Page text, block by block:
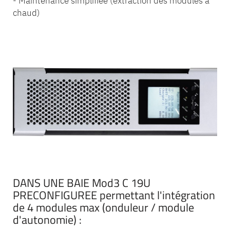
chaud)
DANS UNE BAIE Mod3 C 19U
PRECONFIGUREE permettant l'intégration
de 4 modules max (onduleur / module
d'autonomie) :